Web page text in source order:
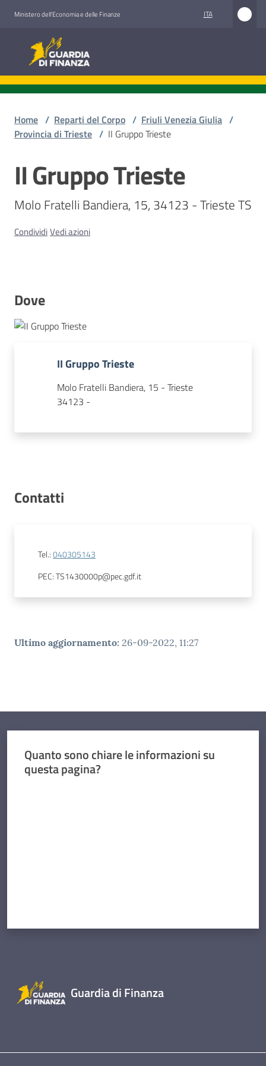
Ministero dell'Economia e delle Finanze ITA
Guardia di Finanza
Guardia di Finanza
siamo
Cosa
facciamo
Comunicazione
Concorsi
formazione
Seguici
Home / Reparti del Corpo / Friuli Venezia Giulia /
Provincia di Trieste / II Gruppo Trieste
Salta al contenuto
II Gruppo Trieste
Molo Fratelli Bandiera, 15, 34123 - Trieste TS
CondividiVedi azioni
Dove
II Gruppo Trieste
Molo Fratelli Bandiera, 15 - Trieste
34123 -
Contatti
Tel.:040305143
PEC:TS1430000p@pec.gdf.it
Ultimo aggiornamento: 26-09-2022, 11:27
Quanto sono chiare le informazioni su
questa pagina?
Guardia di Finanza